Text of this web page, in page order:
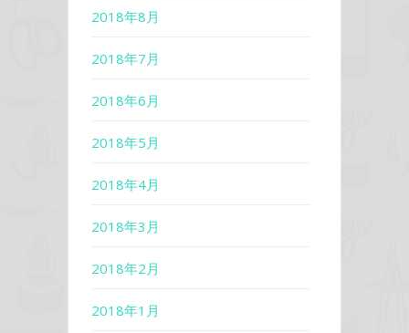
2018年8月
2018年7月
2018年6月
2018年5月
2018年4月
2018年3月
2018年2月
2018年1月